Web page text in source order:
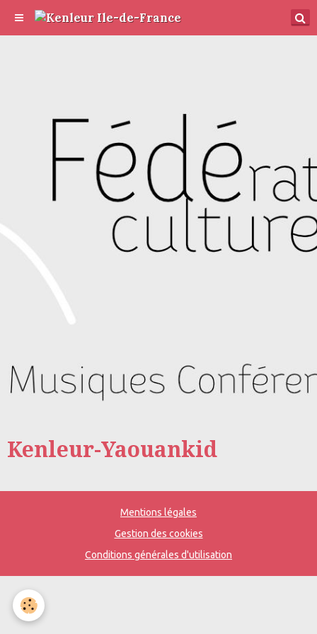
Kenleur-Yaouankid
Mentions légales
Gestion des cookies
Conditions générales d'utilisation